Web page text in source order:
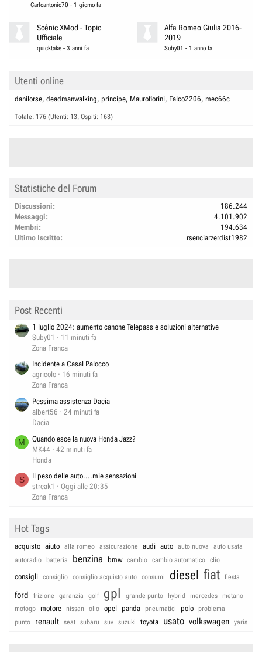
Carloantonio70 - 1 giorno fa
Scénic XMod - Topic
Ufficiale
quicktake -3 anni fa
Alfa Romeo Giulia 2016-
2019
Suby01 - 1 anno fa
Utenti online
danilorse deadmanwalking principe Maurofiorini Falco2206 mec66c
Totale: 176 (Utenti: 13, Ospiti: 163)
Statistiche del Forum
Discussioni
186.244
Messaggi
4.101.902
Membri
194.634
Ultimo Iscritto
rsenciarzerdist1982
Post Recenti
1 luglio 2024: aumento canone Telepass e soluzioni alternative
Suby01
11 minuti fa
Zona Franca
Incidente a Casal Palocco
agricolo
16 minuti fa
Zona Franca
Pessima assistenza Dacia
albert56
24 minuti fa
Dacia
M
Quando esce la nuova Honda Jazz?
MK44
42 minuti fa
Honda
S
Il peso delle auto....mie sensazioni
streak1
Oggi alle 20:35
Zona Franca
Hot Tags
acquisto aiuto alfa romeo assicurazione audi auto auto nuova
auto usata
autoradio
batteria benzina bmw cambio cambio automatico clio
consigli consiglio consiglio acquisto auto consumi diesel fiat fiesta
ford frizione garanzia golf gpl grande punto hybrid mercedes
metano
motogp
motore nissan olio opel panda pneumatici polo
problema
punto
renault seat subaru suv suzuki toyota usato volkswagen yaris